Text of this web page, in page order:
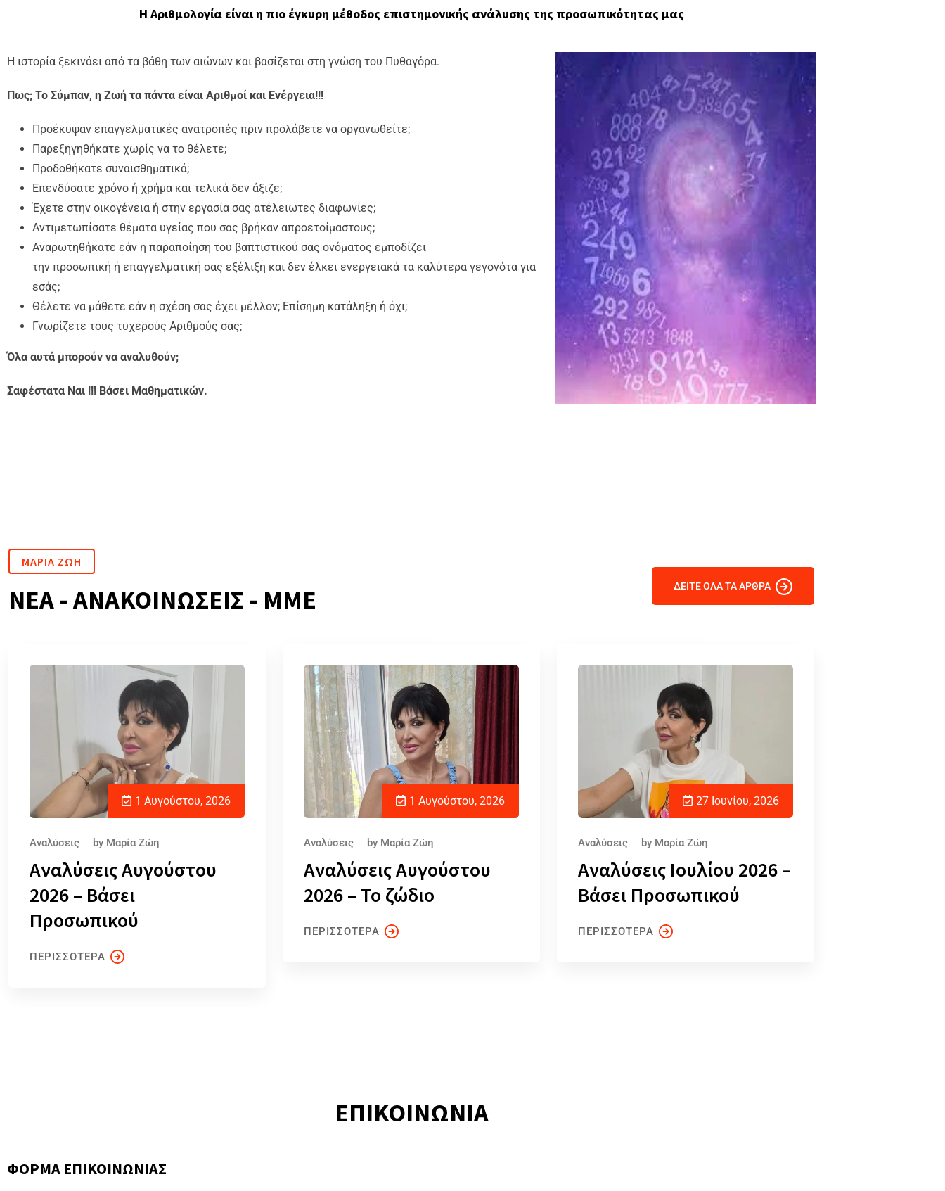
Η Αριθμολογία είναι η πιο έγκυρη μέθοδος επιστημονικής ανάλυσης της προσωπικότητας μας
Η ιστορία ξεκινάει από τα βάθη των αιώνων και βασίζεται στη γνώση του Πυθαγόρα.
Πως; Το Σύμπαν, η Ζωή τα πάντα είναι Αριθμοί και Ενέργεια!!!
Προέκυψαν επαγγελματικές ανατροπές πριν προλάβετε να οργανωθείτε;
Παρεξηγηθήκατε χωρίς να το θέλετε;
Προδοθήκατε συναισθηματικά;
Επενδύσατε χρόνο ή χρήμα και τελικά δεν άξιζε;
Έχετε στην οικογένεια ή στην εργασία σας ατέλειωτες διαφωνίες;
Αντιμετωπίσατε θέματα υγείας που σας βρήκαν απροετοίμαστους;
Αναρωτηθήκατε εάν η παραποίηση του βαπτιστικού σας ονόματος εμποδίζει
την προσωπική ή επαγγελματική σας εξέλιξη και δεν έλκει ενεργειακά τα καλύτερα γεγονότα για
εσάς;
Θέλετε να μάθετε εάν η σχέση σας έχει μέλλον; Επίσημη κατάληξη ή όχι;
Γνωρίζετε τους τυχερούς Αριθμούς σας;
Όλα αυτά μπορούν να αναλυθούν;
Σαφέστατα Ναι !!! Βάσει Μαθηματικών.
ΜΑΡΙΑ ΖΩΗ
ΝΕΑ - ΑΝΑΚΟΙΝΩΣΕΙΣ - ΜΜΕ ΔΕΙΤΕ ΟΛΑ ΤΑ ΑΡΘΡΑ
1 Αυγούστου, 2026
Αναλύσεις by Μαρία Ζώη
Αναλύσεις Αυγούστου
2026 – Βάσει
Προσωπικού
ΠΕΡΙΣΣΟΤΕΡΑ
1 Αυγούστου, 2026
Αναλύσεις by Μαρία Ζώη
Αναλύσεις Αυγούστου
2026 – Το ζώδιο
ΠΕΡΙΣΣΟΤΕΡΑ
27 Ιουνίου, 2026
Αναλύσεις by Μαρία Ζώη
Αναλύσεις Ιουλίου 2026 –
Βάσει Προσωπικού
ΠΕΡΙΣΣΟΤΕΡΑ
ΕΠΙΚΟΙΝΩΝΙΑ
ΦΟΡΜΑ ΕΠΙΚΟΙΝΩΝΙΑΣ